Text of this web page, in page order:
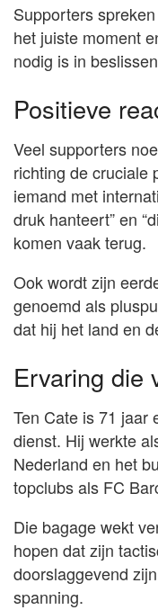
Supporters
het juiste moment
nodig is in
Positieve
Veel supporters
richting de cruciale
iemand met
druk hanteert” en
komen vaak terug.
Ook wordt zijn
genoemd als
dat hij het land en
Ervaring die
Ten Cate is 71 jaar
dienst. Hij werkte
Nederland en het
topclubs als FC
Die bagage wekt
hopen dat zijn
doorslaggevend
spanning.